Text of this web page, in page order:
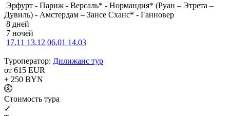
Эрфурт - Париж - Версаль* - Нормандия* (Руан – Этрета –
Дувиль) - Амстердам – Зансе Сханс* - Ганновер
8 дней
7 ночей
17.11 13.12 06.01 14.03
Туроператор: Дилижанс тур
от 615 EUR
+ 250 BYN
Cтоимость тура
✓